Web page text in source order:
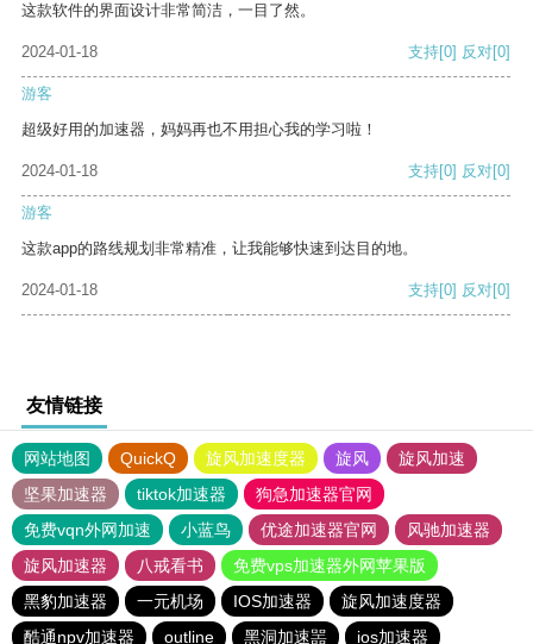
这款软件的界面设计非常简洁，一目了然。
2024-01-18 支持[0] 反对[0]
游客
超级好用的加速器，妈妈再也不用担心我的学习啦！
2024-01-18 支持[0] 反对[0]
游客
这款app的路线规划非常精准，让我能够快速到达目的地。
2024-01-18 支持[0] 反对[0]
友情链接
网站地图 QuickQ 旋风加速度器 旋风
旋风加速
坚果加速器
tiktok加速器
狗急加速器官网
免费vqn外网加速
小蓝鸟 优途加速器官网
风驰加速器
旋风加速器
八戒看书
免费vps加速器外网苹果版
黑豹加速器
一元机场 IOS加速器
旋风加速度器
酷通npv加速器
outline 黑洞加速噐 ios加速器